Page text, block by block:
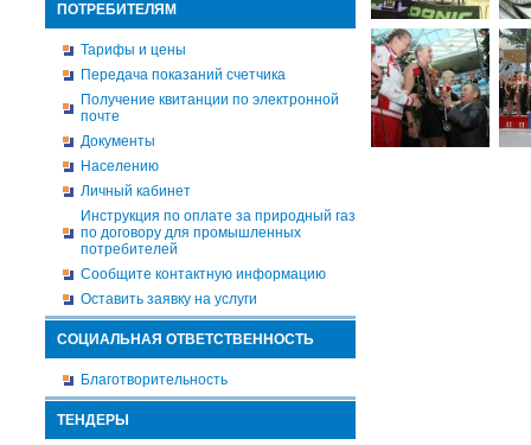
ПОТРЕБИТЕЛЯМ
Тарифы и цены
Передача показаний счетчика
Получение квитанции по электронной
почте
Документы
Населению
Личный кабинет
Инструкция по оплате за природный газ
по договору для промышленных
потребителей
Сообщите контактную информацию
Оставить заявку на услуги
СОЦИАЛЬНАЯ ОТВЕТСТВЕННОСТЬ
Благотворительность
ТЕНДЕРЫ